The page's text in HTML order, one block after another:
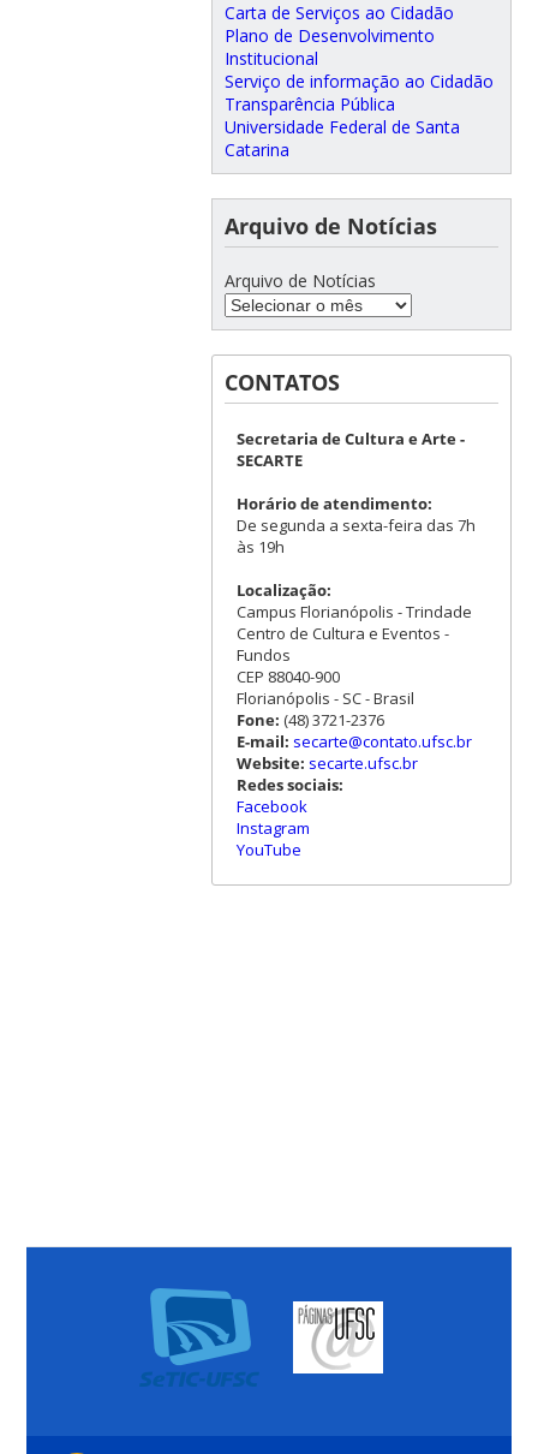
Carta de Serviços ao Cidadão
Plano de Desenvolvimento
Institucional
Serviço de informação ao Cidadão
Transparência Pública
Universidade Federal de Santa
Catarina
Arquivo de Notícias
Arquivo de Notícias
CONTATOS
Secretaria de Cultura e Arte -
SECARTE
Horário de atendimento:
De segunda a sexta-feira das 7h
às 19h
Localização:
Campus Florianópolis - Trindade
Centro de Cultura e Eventos -
Fundos
CEP 88040-900
Florianópolis - SC - Brasil
Fone: (48) 3721-2376
E-mail: secarte@contato.ufsc.br
Website: secarte.ufsc.br
Redes sociais:
Facebook
Instagram
YouTube